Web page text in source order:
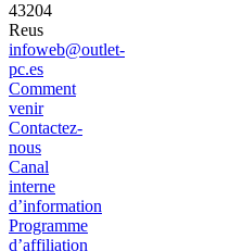
43204
Reus
infoweb@outlet-
pc.es
Comment
venir
Contactez-
nous
Canal
interne
d’information
Programme
d’affiliation